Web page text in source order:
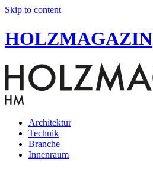
Skip to content
HOLZMAGAZIN
Architektur
Technik
Branche
Innenraum